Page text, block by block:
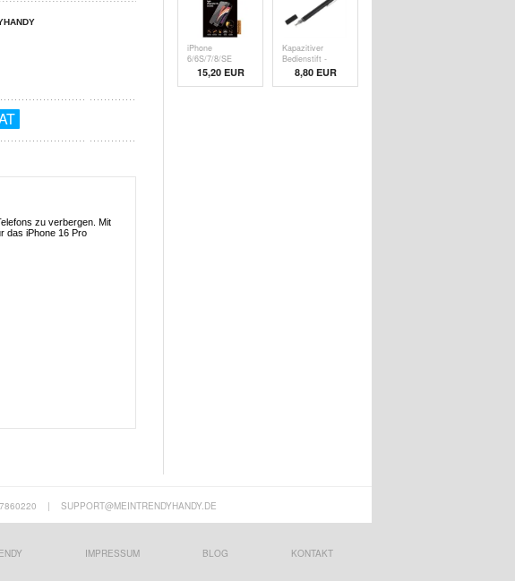
zu verbergen. Mit
das iPhone 16 Pro
iPhone
6/6S/7/8/SE
(2020)/SE (
15,20 EUR
Kapazitiver
Bedienstift -
Schw8,80 EUR
| SUPPORT@MEINTRENDYHANDY.DE
IMPRESSUM BLOG KONTAKT